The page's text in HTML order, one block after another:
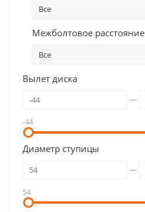
Все
Межболтовое расстояние
Все
Вылет диска
-44
Диаметр ступицы
54